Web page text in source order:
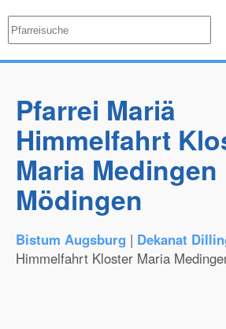
Pfarrei Mariä
Himmelfahrt
Maria Medingen
Mödingen
Bistum Augsburg | Dekanat
Himmelfahrt Kloster Maria